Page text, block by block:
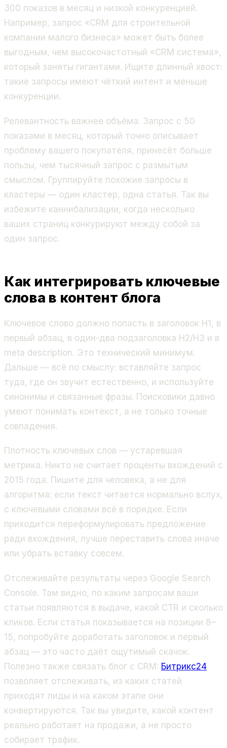
300 показов в месяц и низкой конкуренцией.
Например, запрос «CRM для строительной
компании малого бизнеса» может быть более
выгодным, чем высокочастотный «CRM система»,
который заняты гигантами. Ищите длинный хвост:
такие запросы имеют чёткий интент и меньше
конкуренции.
Релевантность важнее объёма. Запрос с 50
показами в месяц, который точно описывает
проблему вашего покупателя, принесёт больше
пользы, чем тысячный запрос с размытым
смыслом. Группируйте похожие запросы в
кластеры — один кластер, одна статья. Так вы
избежите каннибализации, когда несколько
ваших страниц конкурируют между собой за
один запрос.
Как интегрировать ключевые
слова в контент блога
Ключевое слово должно попасть в заголовок H1, в
первый абзац, в один-два подзаголовка H2/H3 и в
meta description. Это технический минимум.
Дальше — всё по смыслу: вставляйте запрос
туда, где он звучит естественно, и используйте
синонимы и связанные фразы. Поисковики давно
умеют понимать контекст, а не только точные
совпадения.
Плотность ключевых слов — устаревшая
метрика. Никто не считает проценты вхождений с
2015 года. Пишите для человека, а не для
алгоритма: если текст читается нормально вслух,
с ключевыми словами всё в порядке. Если
приходится переформулировать предложение
ради вхождения, лучше переставить слова иначе
или убрать вставку совсем.
Отслеживайте результаты через Google Search
Console. Там видно, по каким запросам ваши
статьи появляются в выдаче, какой CTR и сколько
кликов. Если статья показывается на позиции 8–
15, попробуйте доработать заголовок и первый
абзац — это часто даёт ощутимый скачок.
Полезно также связать блог с CRM: Битрикс24
позволяет отслеживать, из каких статей
приходят лиды и на каком этапе они
конвертируются. Так вы увидите, какой контент
реально работает на продажи, а не просто
собирает трафик.